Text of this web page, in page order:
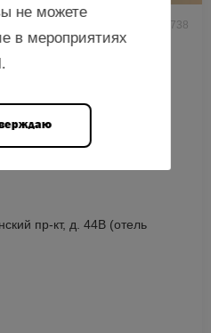
738
пр-кт, д. 44В (отель
не можете
в мероприятиях